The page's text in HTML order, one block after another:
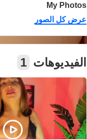
My Photos
عرض كل الصور
الفيديوهات 1